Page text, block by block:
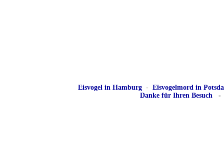
Eisvogel in Hamburg - Eisvogelmord in
Danke für Ihren Besuch